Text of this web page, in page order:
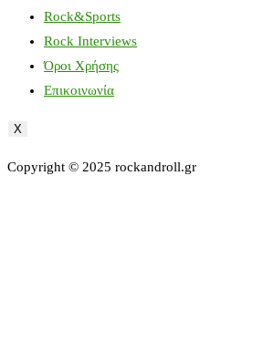
Rock&Sports
Rock Interviews
Όροι Χρήσης
Επικοινωνία
X
Copyright © 2025 rockandroll.gr